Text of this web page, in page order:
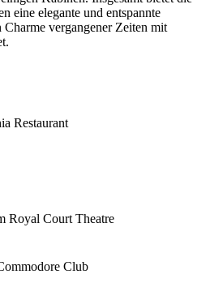
eine elegante und entspannte
vergangener Zeiten mit
Restaurant
Royal Court Theatre
Club